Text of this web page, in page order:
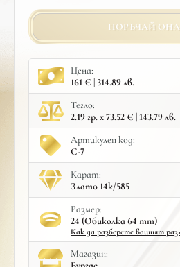
ПОРЪЧАЙ
Цена:
161 € | 314.89 лв.
Тегло:
2.19 гр. x 73.52 € | 143.79 лв.
Артикулен код:
С-7
Карат:
Злато 14к/585
Размер:
24 (Обиколка 64 mm)
Как да разберете вашият
Mагазин: